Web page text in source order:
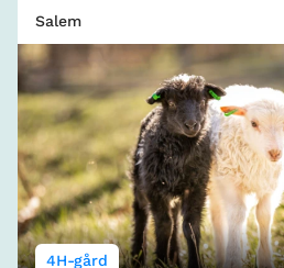
Salem
4H-gård